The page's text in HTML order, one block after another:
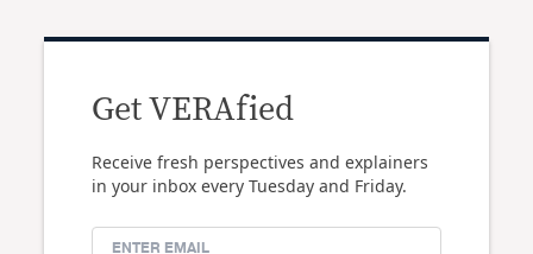
Get VERAfied
Receive fresh perspectives and explainers
in your inbox every Tuesday and Friday.